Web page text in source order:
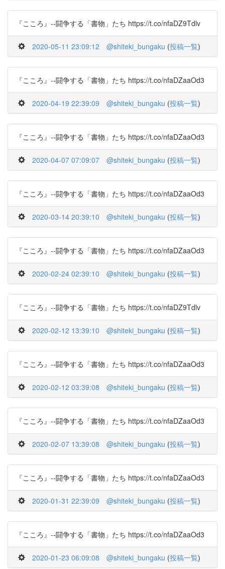
『こころ』--闘争する「書物」たち https://t.co/nfaDZ9Tdlv
2020-05-11 23:09:12 @shiteki_bungaku (投稿一覧)
『こころ』--闘争する「書物」たち https://t.co/nfaDZaaOd3
2020-04-19 22:39:09 @shiteki_bungaku (投稿一覧)
『こころ』--闘争する「書物」たち https://t.co/nfaDZaaOd3
2020-04-07 07:09:07 @shiteki_bungaku (投稿一覧)
『こころ』--闘争する「書物」たち https://t.co/nfaDZaaOd3
2020-03-14 20:39:10 @shiteki_bungaku (投稿一覧)
『こころ』--闘争する「書物」たち https://t.co/nfaDZaaOd3
2020-02-24 02:39:10 @shiteki_bungaku (投稿一覧)
『こころ』--闘争する「書物」たち https://t.co/nfaDZ9Tdlv
2020-02-12 13:39:10 @shiteki_bungaku (投稿一覧)
『こころ』--闘争する「書物」たち https://t.co/nfaDZaaOd3
2020-02-12 03:39:08 @shiteki_bungaku (投稿一覧)
『こころ』--闘争する「書物」たち https://t.co/nfaDZaaOd3
2020-02-07 13:39:08 @shiteki_bungaku (投稿一覧)
『こころ』--闘争する「書物」たち https://t.co/nfaDZaaOd3
2020-01-31 22:39:09 @shiteki_bungaku (投稿一覧)
『こころ』--闘争する「書物」たち https://t.co/nfaDZaaOd3
2020-01-23 06:09:08 @shiteki_bungaku (投稿一覧)